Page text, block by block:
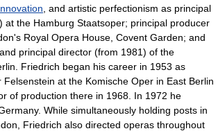
, and artistic perfectionism as principal
at the Hamburg Staatsoper; principal producer
Royal Opera House, Covent Garden; and
principal director (from 1981) of the
Friedrich began his career in 1953 as
Felsenstein at the Komische Oper in East Berlin
of production there in 1968. In 1972 he
While simultaneously holding posts in
Friedrich also directed operas throughout